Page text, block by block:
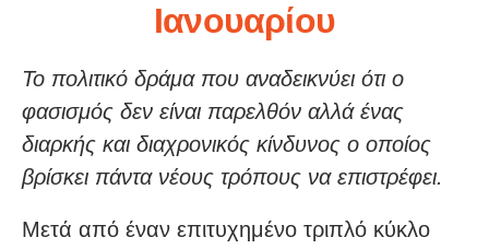
Ιανουαρίου
Το πολιτικό δράμα που αναδεικνύει ότι ο
φασισμός δεν είναι παρελθόν αλλά ένας
διαρκής και διαχρονικός κίνδυνος ο οποίος
βρίσκει πάντα νέους τρόπους να επιστρέφει.
Μετά από έναν επιτυχημένο τριπλό κύκλο